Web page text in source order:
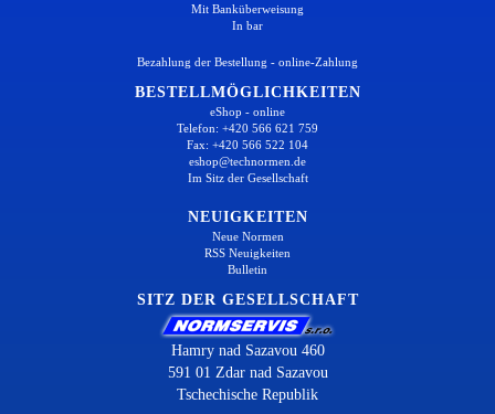
Mit Banküberweisung
In bar
Bezahlung der Bestellung - online-Zahlung
BESTELLMÖGLICHKEITEN
eShop - online
Telefon: +420 566 621 759
Fax: +420 566 522 104
eshop@technormen.de
Im Sitz der Gesellschaft
NEUIGKEITEN
Neue Normen
RSS Neuigkeiten
Bulletin
SITZ DER GESELLSCHAFT
Hamry nad Sazavou 460
591 01 Zdar nad Sazavou
Tschechische Republik